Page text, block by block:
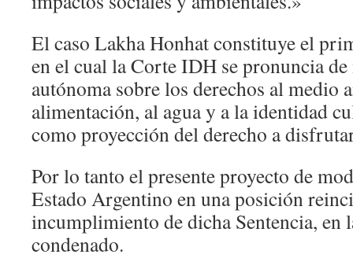
El caso Lakha Honhat constituye el
en el cual la Corte IDH se pronuncia
autónoma sobre los derechos al medio
alimentación, al agua y a la identidad
como proyección del derecho a
Por lo tanto el presente proyecto de
Estado Argentino en una posición
incumplimiento de dicha Sentencia, en
condenado.